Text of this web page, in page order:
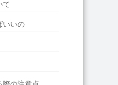
て
いいの